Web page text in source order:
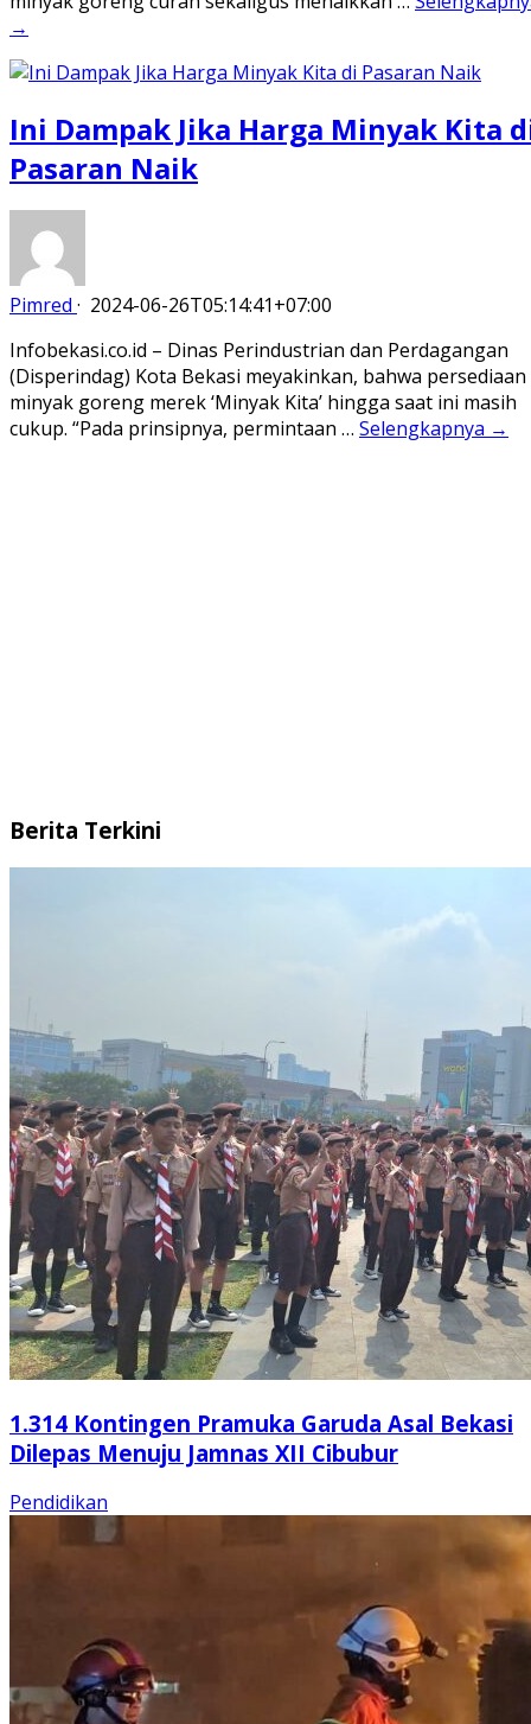
→
Ini Dampak Jika Harga Minyak Kita
Pasaran Naik
Pimred · 2024-06-26T05:14:41+07:00
Infobekasi.co.id – Dinas Perindustrian dan Perdagangan
(Disperindag) Kota Bekasi meyakinkan, bahwa persediaan
minyak goreng merek ‘Minyak Kita’ hingga saat ini masih
cukup. “Pada prinsipnya, permintaan … Selengkapnya →
Berita Terkini
1.314 Kontingen Pramuka Garuda Asal Bekasi
Dilepas Menuju Jamnas XII Cibubur
Pendidikan